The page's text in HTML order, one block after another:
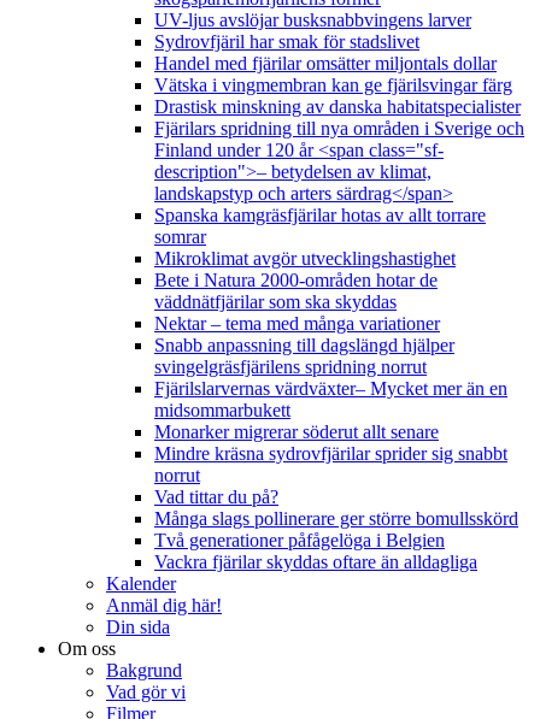
UV-ljus avslöjar busksnabbvingens larver
Sydrovfjäril har smak för stadslivet
Handel med fjärilar omsätter miljontals dollar
Vätska i vingmembran kan ge fjärilsvingar färg
Drastisk minskning av danska habitatspecialister
Fjärilars spridning till nya områden i Sverige och
Finland under 120 år <span class="sf-
description">– betydelsen av klimat,
landskapstyp och arters särdrag</span>
Spanska kamgräsfjärilar hotas av allt torrare
somrar
Mikroklimat avgör utvecklingshastighet
Bete i Natura 2000-områden hotar de
väddnätfjärilar som ska skyddas
Nektar – tema med många variationer
Snabb anpassning till dagslängd hjälper
svingelgräsfjärilens spridning norrut
Fjärilslarvernas värdväxter– Mycket mer än en
midsommarbukett
Monarker migrerar söderut allt senare
Mindre kräsna sydrovfjärilar sprider sig snabbt
norrut
Vad tittar du på?
Många slags pollinerare ger större bomullsskörd
Två generationer påfågelöga i Belgien
Vackra fjärilar skyddas oftare än alldagliga
Kalender
Anmäl dig här!
Din sida
Om oss
Bakgrund
Vad gör vi
Filmer